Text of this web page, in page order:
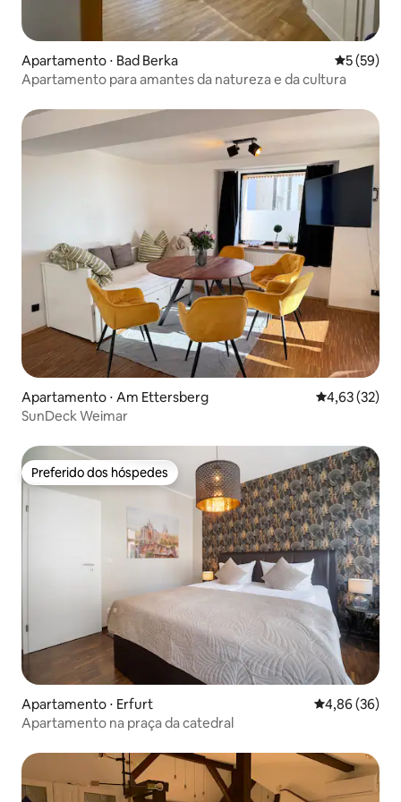
Apartamento ⋅ Bad Berka 5 de uma
5 (59)
Apartamento para amantes da natureza e da cultura
Apartamento ⋅ Am Ettersberg 4,63 de uma
4,63 (32)
SunDeck Weimar
Preferido dos hóspedes
Preferido dos hóspedes
Apartamento ⋅ Erfurt 4,86 de uma
4,86 (36)
Apartamento na praça da catedral